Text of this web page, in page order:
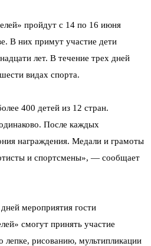
пройдут с 14 по 16 июня
В них примут участие дети
лет. В течение трех дней
видах спорта.
400 детей из 12 стран.
После каждых
награждения. Медали и грамоты
и спортсмены», — сообщает
мероприятия гости
смогут принять участие
лепке, рисованию, мультипликации